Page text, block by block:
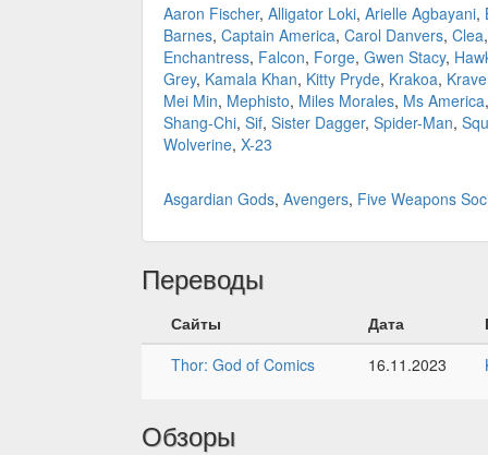
Aaron Fischer, Alligator Loki, Arielle Agbayani,
Barnes, Captain America, Carol Danvers, Clea
Enchantress, Falcon, Forge, Gwen Stacy,
Grey, Kamala Khan, Kitty Pryde, Krakoa,
Mei Min, Mephisto, Miles Morales, Ms America
Shang-Chi, Sif, Sister Dagger, Spider-Man,
Wolverine, X-23
Asgardian Gods, Avengers, Five Weapons
Переводы
Сайты Дата
Thor: God of Comics
16.11.2023
Обзоры